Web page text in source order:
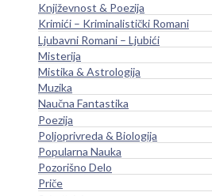
Književnost & Poezija
Krimići – Kriminalistički Romani
Ljubavni Romani – Ljubići
Misterija
Mistika & Astrologija
Muzika
Naučna Fantastika
Poezija
Poljoprivreda & Biologija
Popularna Nauka
Pozorišno Delo
Priče